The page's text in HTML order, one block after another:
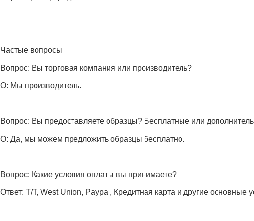
Частые вопросы
Вопрос: Вы торговая компания или производитель?
О: Мы производитель.
Вопрос: Вы предоставляете образцы? Бесплатные или
О: Да, мы можем предложить образцы бесплатно.
Вопрос: Какие условия оплаты вы принимаете?
Ответ: T/T, West Union, Paypal, Кредитная карта и другие основные